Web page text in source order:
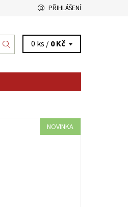
PŘIHLÁŠENÍ
0 ks /0 Kč
NOVINKA